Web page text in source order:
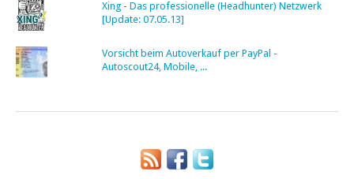
Xing - Das professionelle (Headhunter) Netzwerk
[Update: 07.05.13]
Vorsicht beim Autoverkauf per PayPal -
Autoscout24, Mobile, ...